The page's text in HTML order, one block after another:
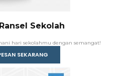
Sekolah
hari sekolahmu dengan semangat!
SEKARANG